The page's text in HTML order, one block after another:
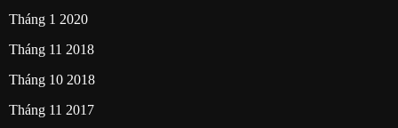
Tháng 1 2020
Tháng 11 2018
Tháng 10 2018
Tháng 11 2017